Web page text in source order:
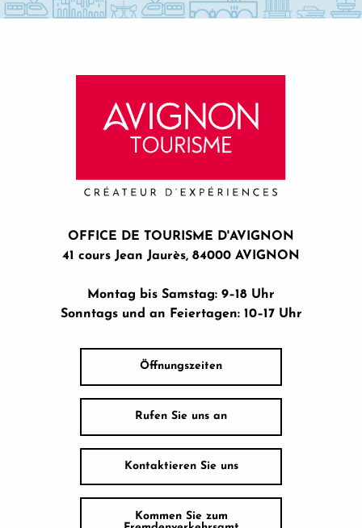
Le Palais du Roure, Kulturzentrum der Provence
OFFICE DE TOURISME D'AVIGNON
41 cours Jean Jaurès, 84000 AVIGNON
Montag bis Samstag: 9–18 Uhr
Sonntags und an Feiertagen: 10–17 Uhr
Öffnungszeiten
Rufen Sie uns an
Kontaktieren Sie uns
Kommen Sie zum